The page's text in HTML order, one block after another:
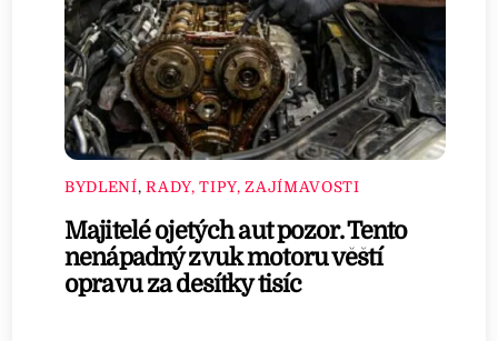
BYDLENÍ,RADY, TIPY, ZAJÍMAVOSTI
Majitelé ojetých aut pozor. Tento
nenápadný zvuk motoru věští
opravu za desítky tisíc